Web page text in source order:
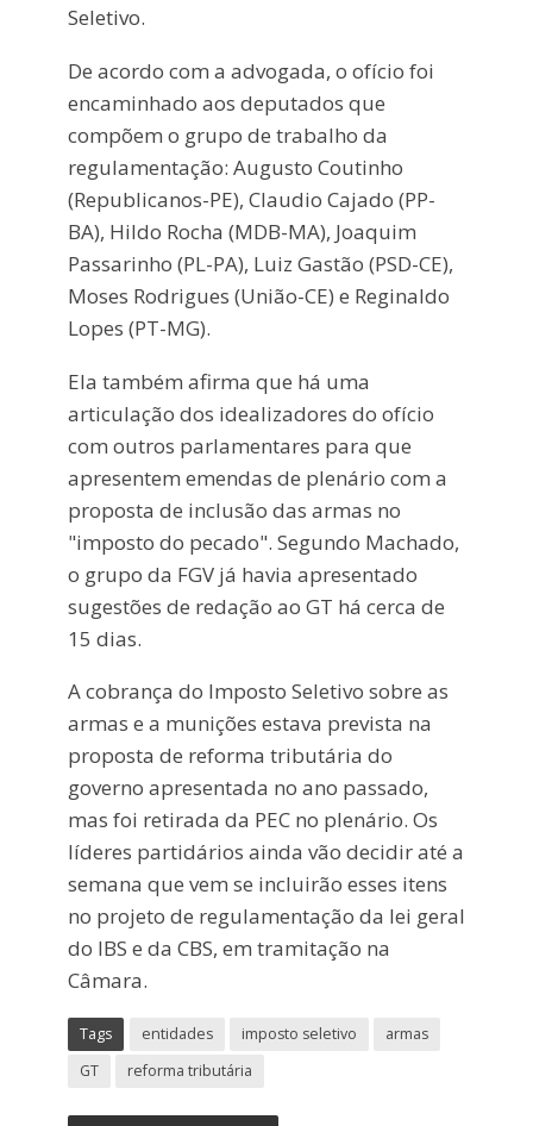
Seletivo.
De acordo com a advogada, o ofício foi
encaminhado aos deputados que
compõem o grupo de trabalho da
regulamentação: Augusto Coutinho
(Republicanos-PE), Claudio Cajado (PP-
BA), Hildo Rocha (MDB-MA), Joaquim
Passarinho (PL-PA), Luiz Gastão (PSD-CE),
Moses Rodrigues (União-CE) e Reginaldo
Lopes (PT-MG).
Ela também afirma que há uma
articulação dos idealizadores do ofício
com outros parlamentares para que
apresentem emendas de plenário com a
proposta de inclusão das armas no
"imposto do pecado". Segundo Machado,
o grupo da FGV já havia apresentado
sugestões de redação ao GT há cerca de
15 dias.
A cobrança do Imposto Seletivo sobre as
armas e a munições estava prevista na
proposta de reforma tributária do
governo apresentada no ano passado,
mas foi retirada da PEC no plenário. Os
líderes partidários ainda vão decidir até a
semana que vem se incluirão esses itens
no projeto de regulamentação da lei geral
do IBS e da CBS, em tramitação na
Câmara.
Tags entidades imposto seletivo
armas
GT
reforma tributária